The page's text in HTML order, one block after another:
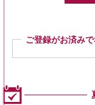
ご登録がお済み
ご登録いただくと商品ご購